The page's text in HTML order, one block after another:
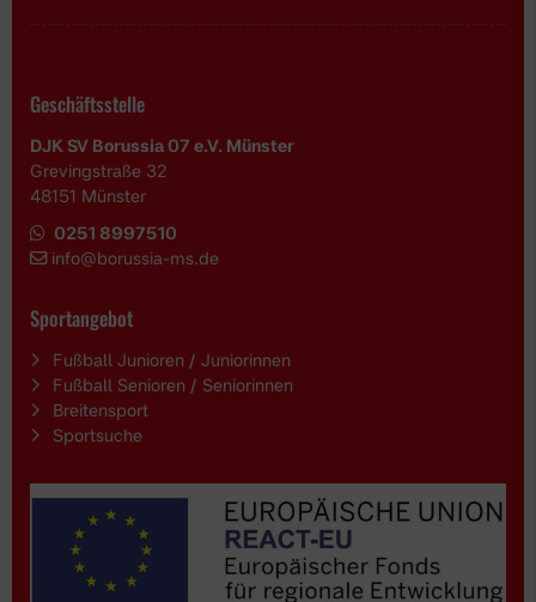
Geschäftsstelle
DJK SV Borussia 07 e.V. Münster
Grevingstraße 32
48151 Münster
0251 8997510
info@borussia-ms.de
Sportangebot
Fußball Junioren / Juniorinnen
Fußball Senioren / Seniorinnen
Breitensport
Sportsuche